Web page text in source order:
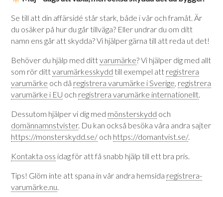
Se till att din affärsidé står stark, både i vår och framåt. Är
du osäker på hur du går tillväga? Eller undrar du om ditt
namn ens går att skydda? Vi hjälper gärna till att reda ut det!
Behöver du hjälp med dittvarumärke? Vi hjälper dig med allt
som rör dittvarumärkesskydd till exempel att registrera
varumärke och då registrera varumärke i Sverige, registrera
varumärke i EU och registrera varumärke internationellt.
Dessutom hjälper vi dig med mönsterskydd och
domännamnstvister. Du kan också besöka våra andra sajter
https://monsterskydd.se/ och https://domantvist.se/.
Kontakta oss idag för att få snabb hjälp till ett bra pris.
Tips! Glöm inte att spana in vår andra hemsida registrera-
varumärke.nu.